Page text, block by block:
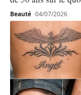
Beauté 04/07/2026